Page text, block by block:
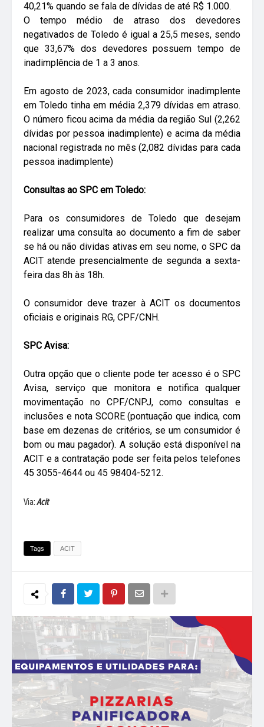
40,21% quando se fala de dívidas de até R$ 1.000.
O tempo médio de atraso dos devedores
negativados de Toledo é igual a 25,5 meses, sendo
que 33,67% dos devedores possuem tempo de
inadimplência de 1 a 3 anos.
Em agosto de 2023, cada consumidor inadimplente
em Toledo tinha em média 2,379 dívidas em atraso.
O número ficou acima da média da região Sul (2,262
dívidas por pessoa inadimplente) e acima da média
nacional registrada no mês (2,082 dívidas para cada
pessoa inadimplente)
Consultas ao SPC em Toledo:
Para os consumidores de Toledo que desejam
realizar uma consulta ao documento a fim de saber
se há ou não dividas ativas em seu nome, o SPC da
ACIT atende presencialmente de segunda a sexta-
feira das 8h às 18h.
O consumidor deve trazer à ACIT os documentos
oficiais e originais RG, CPF/CNH.
SPC Avisa:
Outra opção que o cliente pode ter acesso é o SPC
Avisa, serviço que monitora e notifica qualquer
movimentação no CPF/CNPJ, como consultas e
inclusões e nota SCORE (pontuação que indica, com
base em dezenas de critérios, se um consumidor é
bom ou mau pagador). A solução está disponível na
ACIT e a contratação pode ser feita pelos telefones
45 3055-4644 ou 45 98404-5212.
Via:Acit
Tags ACIT